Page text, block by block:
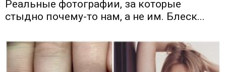
Реальные фотографии, за которые
стыдно почему-то нам, а не им. Блеск...